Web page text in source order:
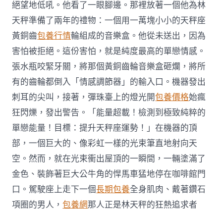
絕望地低吼。他看了一眼腳邊。那裡放著一個他為林
天秤準備了兩年的禮物：一個用一萬塊小小的天秤座
黃銅齒包養行情輪組成的音樂盒。他從未送出，因為
害怕被拒絕。這份害怕，就是純度最高的單戀情感。
張水瓶咬緊牙關，將那個黃銅齒輪音樂盒砸爛，將所
有的齒輪都倒入「情感調節器」的輸入口。機器發出
刺耳的尖叫，接著，彈珠臺上的燈光開包養價格始瘋
狂閃爍，發出警告。「能量超載！檢測到極致純粹的
單戀能量！目標：提升天秤座運勢！」在機器的頂
部，一個巨大的、像彩虹一樣的光束筆直地射向天
空。然而，就在光束衝出屋頂的一瞬間，一輛塗滿了
金色、裝飾著巨大公牛角的悍馬車猛地停在咖啡館門
口。駕駛座上走下一個長期包養全身肌肉、戴著鑽石
項圈的男人，包養網那人正是林天秤的狂熱追求者